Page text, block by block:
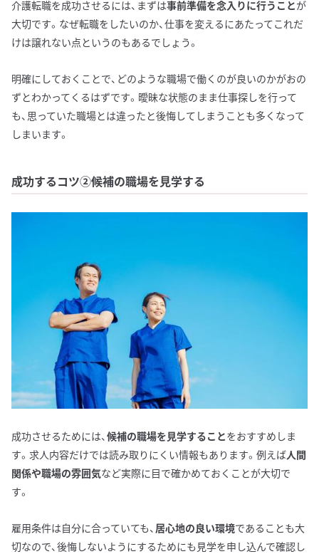
介護転職を成功させるには、まずは事前準備を念入りに行うことが
大切です。なぜ転職をしたいのか、仕事を変えるにあたってこれだ
けは譲れない点というのもあるでしょう。
明確にしておくことで、どのような職場で働くのが良いのかがおの
ずとわかってくるはずです。曖昧な状態のまま仕事探しを行って
も、思っていた職場とは違ったと後悔してしまうことも多くなって
しまいます。
成功するコツ②候補の職場を見学する
成功させるためには、 候補の職場を見学することをおすすめしま
す。求人内容だけでは読み取りにくい情報もあります。例えば人間
関係や職場の雰囲気など実際に目で確かめておくことが大切で
す。
雇用条件は自分に合っていても、 居心地の良い環境であることも大
切なので、後悔しないようにするためにも見学を申し込んで確認し